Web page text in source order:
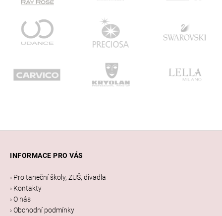
INFORMACE PRO VÁS
› Pro taneční školy, ZUŠ, divadla
› Kontakty
› O nás
› Obchodní podmínky